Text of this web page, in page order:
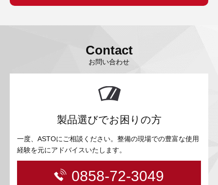
Contact
お問い合わせ
製品選びでお困りの方
一度、ASTOにご相談ください。整備の現場での豊富な使用
経験を元にアドバイスいたします。
0858-72-3049